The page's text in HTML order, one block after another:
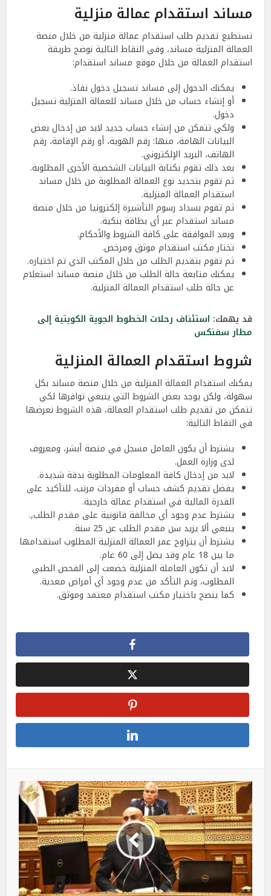
مساند استقدام عمالة منزلية
تستطيع تقديم طلب استقدام عمالة منزلية من خلال منصة
العمالة المنزلية مساند، وفي النقاط التالية نوضح طريقة
استقدام العمالة من خلال موقع مساند استقدام:
يمكنك الدخول إلى مساند تسجيل دخول نفاذ.
أو إنشاء حساب من خلال مساند للعمالة المنزلية تسجيل
دخول.
ولكي تتمكن من إنشاء حساب جديد لابد من إدخال بعض
البيانات الهامة، منها: رقم الهوية، أو رقم الإقامة، رقم
الهاتف، البريد الإلكتروني.
بعد ذلك تقوم بكتابة البيانات الشخصية الأخرى المطلوبة.
ثم تقوم بتحديد نوع العمالة المطلوبة من خلال مساند
استقدام العمالة المنزلية.
ثم تقوم بسداد رسوم التأشيرة إلكترونيا من خلال منصة
مساند استقدام عبر أي بطاقة بنكية.
وبعد الموافقة على كافة الشروط والأحكام.
تختار مكتب استقدام موثق ومرخص.
ثم تقوم بتقديم الطلب من خلال المكتب الذي تم اختياره.
يمكنك متابعة حالة الطلب من خلال منصة مساند استعلام
عن حالة طلب استقدام العمالة المنزلية.
قد يهمك: استئناف رحلات الخطوط الجوية الكويتية إلى
مطار سفنكس
شروط استقدام العمالة المنزلية
يمكنك استقدام العمالة المنزلية من خلال منصة مساند بكل
سهولة، ولكن يوجد بعض الشروط التي ينبغي توافرها لكي
تتمكن من تقديم طلب استقدام العمالة، هذه الشروط نعرضها
في النقاط التالية:
يشترط أن يكون العامل مسجل في منصة أبشر، ومعروف
لدى وزارة العمل.
لابد من إدخال كافة المعلومات المطلوبة بدقة شديدة.
يفضل تقديم كشف حساب أو مفردات مرتب، للتأكيد على
القدرة المالية في استقدام عمالة خارجية.
يشترط عدم وجود أي مخالفة قانونية على مقدم الطلب,.
ينبغي ألا يزيد سن مقدم الطلب عن 25 سنة.
يشترط أن يتراوح عمر العمالة المنزلية المطلوب استقدامها
ما بين 18 عام وقد يصل إلى 60 عام.
لابد أن تكون العاملة المنزلية خضعت إلى الفحص الطبي
المطلوب، وتم التأكد من عدم وجود أي أمراض معدية.
كما ينصح باختيار مكتب استقدام معتمد وموثق.